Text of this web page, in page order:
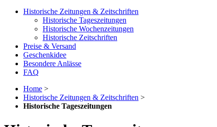
Historische Zeitungen & Zeitschriften
Historische Tageszeitungen
Historische Wochenzeitungen
Historische Zeitschriften
Preise & Versand
Geschenkidee
Besondere Anlässe
FAQ
Home >
Historische Zeitungen & Zeitschriften >
Historische Tageszeitungen